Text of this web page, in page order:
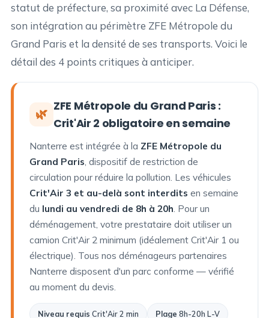
statut de préfecture, sa proximité avec La Défense,
son intégration au périmètre ZFE Métropole du
Grand Paris et la densité de ses transports. Voici le
détail des 4 points critiques à anticiper.
🌿 ZFE Métropole du Grand Paris :
Crit'Air 2 obligatoire en semaine
Nanterre est intégrée à la ZFE Métropole du
Grand Paris , dispositif de restriction de
circulation pour réduire la pollution. Les véhicules
Crit'Air 3 et au-delà sont interdits en semaine
du lundi au vendredi de 8h à 20h . Pour un
déménagement, votre prestataire doit utiliser un
camion Crit'Air 2 minimum (idéalement Crit'Air 1 ou
électrique). Tous nos déménageurs partenaires
Nanterre disposent d'un parc conforme — vérifié
au moment du devis.
Niveau requis Crit'Air 2 min Plage 8h-20h L-V